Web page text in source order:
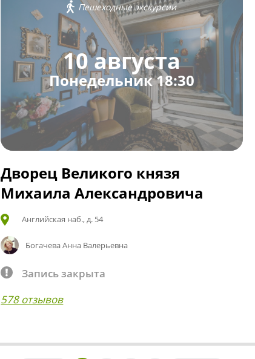
Пешеходные экскурсии
10 августа
Понедельник 18:30
Дворец Великого князя
Михаила Александровича
Английская наб., д. 54
Богачева Анна Валерьевна
Запись закрыта
578 отзывов